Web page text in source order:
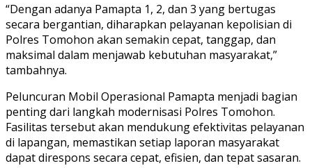
“Dengan adanya Pamapta 1, 2, dan 3 yang bertugas
secara bergantian, diharapkan pelayanan kepolisian di
Polres Tomohon akan semakin cepat, tanggap, dan
maksimal dalam menjawab kebutuhan masyarakat,”
tambahnya.
Peluncuran Mobil Operasional Pamapta menjadi bagian
penting dari langkah modernisasi Polres Tomohon.
Fasilitas tersebut akan mendukung efektivitas pelayanan
di lapangan, memastikan setiap laporan masyarakat
dapat direspons secara cepat, efisien, dan tepat sasaran.